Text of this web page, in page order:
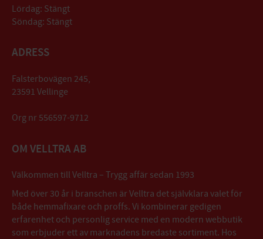
Lördag: Stängt
Söndag: Stängt
ADRESS
Falsterbovägen 245,
23591 Vellinge
Org nr 556597-9712
OM VELLTRA AB
Välkommen till Velltra – Trygg affär sedan 1993
Med över 30 år i branschen är Velltra det självklara valet för
både hemmafixare och proffs. Vi kombinerar gedigen
erfarenhet och personlig service med en modern webbutik
som erbjuder ett av marknadens bredaste sortiment. Hos